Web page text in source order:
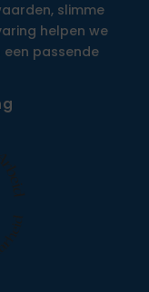
slimme
helpen we
passende